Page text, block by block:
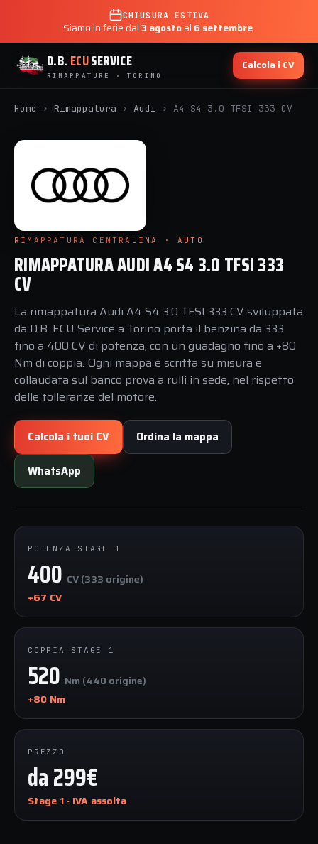
CHIUSURA ESTIVA
Siamo in ferie dal3 agostoal 6 settembre.
D.B. ECUSERVICE
RIMAPPATURE · TORINO
Calcola i CV
Home › Rimappatura › Audi › A4 S4 3.0 TFSI 333 CV
RIMAPPATURA CENTRALINA · AUTO
RIMAPPATURA AUDI A4 S4 3.0 TFSI 333
CV
La rimappatura Audi A4 S4 3.0 TFSI 333 CV sviluppata
da D.B. ECU Service a Torino porta il benzina da 333
fino a 400 CV di potenza, con un guadagno fino a +80
Nm di coppia. Ogni mappa è scritta su misura e
collaudata sul banco prova a rulli in sede, nel rispetto
delle tolleranze del motore.
Calcola i tuoi CV Ordina la mappa
WhatsApp
POTENZA STAGE 1
400 CV (333 origine)
+67 CV
COPPIA STAGE 1
520 Nm (440 origine)
+80 Nm
PREZZO
da 299€
Stage 1 · IVA assolta